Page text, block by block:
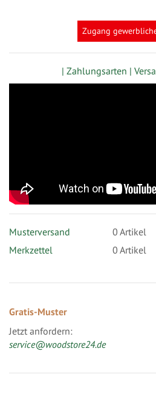
Zugang
| Zahlungsarten |
Musterversand 0 Artikel
Merkzettel
0 Artikel
Gratis-Muster
Jetzt anfordern:
service@woodstore24.de